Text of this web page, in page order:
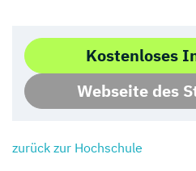
Kostenloses
Webseite des
zurück zur Hochschule